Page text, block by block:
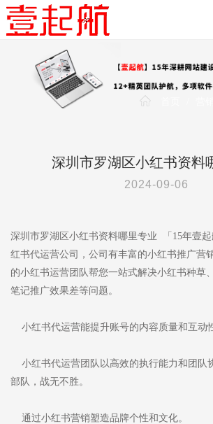
深圳市罗湖区小红书资料
2024-09-06
深圳市罗湖区小红书资料哪里专业 「15年壹
红书代运营公司，公司有丰富的小红书推广营
的小红书运营团队帮您一站式解决小红书种草
笔记推广效果差等问题。
小红书代运营能提升账号的内容质量和互动
小红书代运营团队以高效的执行能力和团队
部队，战无不胜。
通过小红书营销塑造品牌个性和文化。